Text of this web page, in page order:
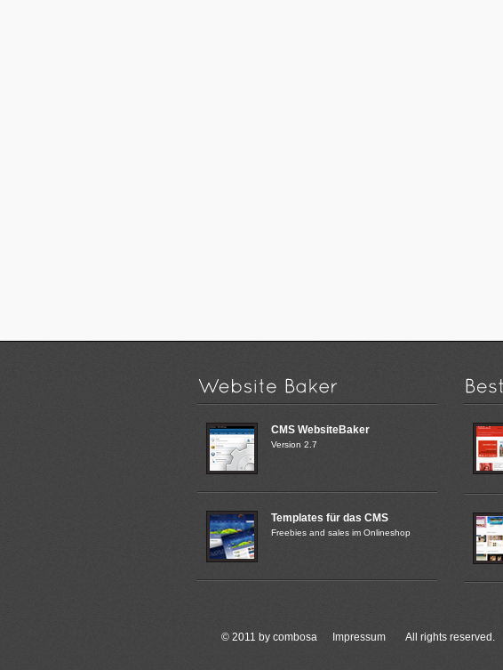
CMS WebsiteBaker
Version 2.7
Templates für das CMS
Freebies and sales im Onlineshop
© 2011 by combosa Impressum All rights reserved.